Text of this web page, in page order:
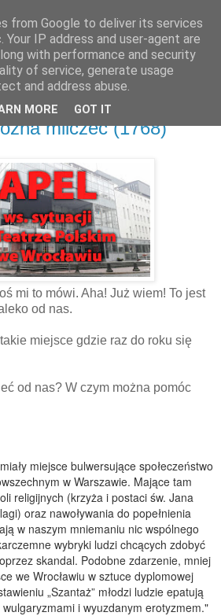
milczeć (1768)
mi to mówi. Aha! Już wiem! To jest
od nas.
miejsce gdzie raz do roku się
od nas? W czym można pomóc
miejsce bulwersujące społeczeństwo
w Warszawie. Mające tam
religijnych (krzyża i postaci św. Jana
oraz nawoływania do popełnienia
w naszym mniemaniu nic wspólnego
wybryki ludzi chcących zdobyć
skandal. Podobne zdarzenie, mniej
we Wrocławiu w sztuce dyplomowej
„Szantaż” młodzi ludzie epatują
i wyuzdanym erotyzmem."
from Google to deliver its services
IP address and user-agent are
with performance and security
of service, generate usage
and address abuse.
MORE GOT IT